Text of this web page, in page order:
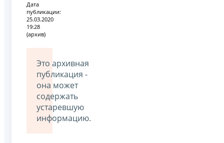
Дата
публикации:
25.03.2020
19:28
(архив)
Это архивная
публикация -
она может
содержать
устаревшую
информацию.